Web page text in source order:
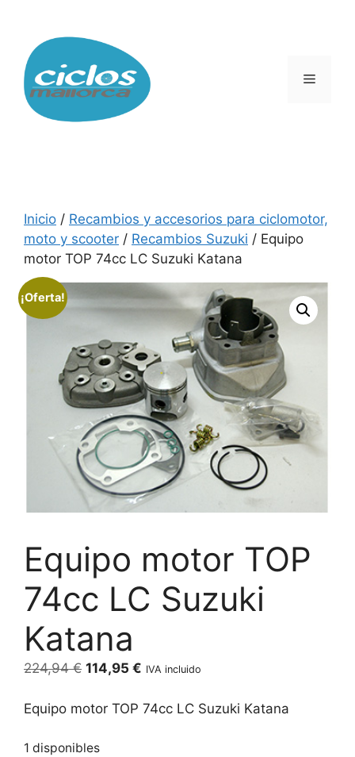
contenido
Menú
Inicio / Recambios y accesorios para ciclomotor,
moto y scooter / Recambios Suzuki / Equipo
motor TOP 74cc LC Suzuki Katana
¡Oferta!
Equipo motor TOP
74cc LC Suzuki
Katana
224,94€ El
original
224,94 €.
114,95 € El
actual
IVA incluido
Equipo motor TOP 74cc LC Suzuki Katana
1 disponibles